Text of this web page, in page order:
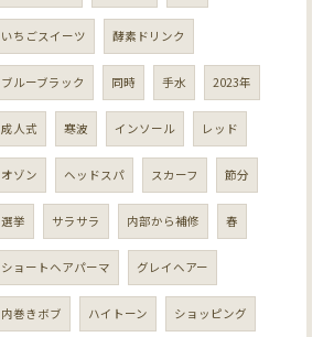
いちごスイーツ 酵素ドリンク
ブルーブラック 同時 手水 2023年
成人式 寒波 インソール レッド
オゾン ヘッドスパ スカーフ 節分
選挙 サラサラ 内部から補修 春
ショートヘアパーマ グレイヘアー
内巻きボブ ハイトーン ショッピング